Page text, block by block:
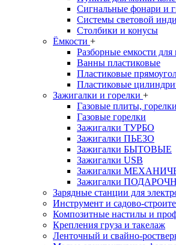
Сигнальные фонари и
Системы световой
Столбики и конусы
Ёмкости +
Разборные емкости для
Ванны пластиковые
Пластиковые
Пластиковые
Зажигалки и горелки +
Газовые плиты,
Газовые горелки
Зажигалки ТУРБО
Зажигалки ПЬЕЗО
Зажигалки БЫТОВЫЕ
Зажигалки USB
Зажигалки
Зажигалки
Зарядные станции для
Инструмент и садово-
Композитные настилы и
Крепления груза и такелаж
Ленточный и свайно-